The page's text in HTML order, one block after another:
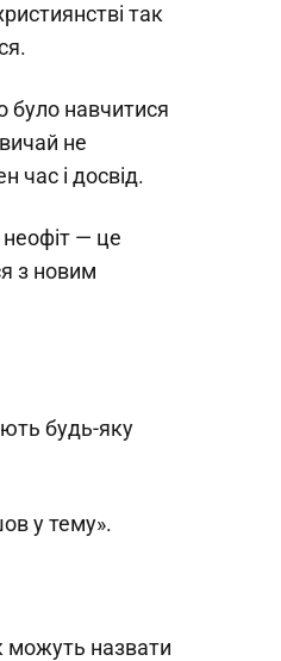
так
було навчитися
не
час і досвід.
неофіт — це
з новим
будь-яку
у тему».
можуть назвати